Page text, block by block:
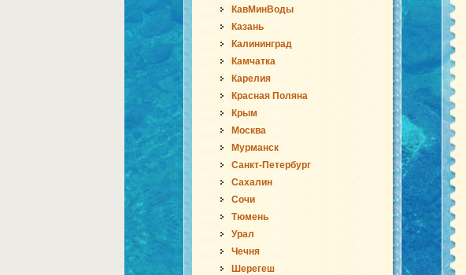
КавМинВоды
Казань
Калининград
Камчатка
Карелия
Красная Поляна
Крым
Москва
Мурманск
Санкт-Петербург
Сахалин
Сочи
Тюмень
Урал
Чечня
Шерегеш